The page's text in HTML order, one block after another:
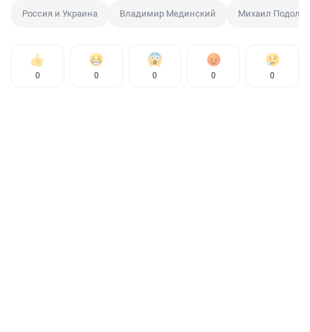
Россия и Украина Владимир Мединский Михаил Подоляк
0 0 0 0 0